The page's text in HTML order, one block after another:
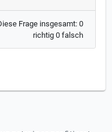
Frage insgesamt: 0
richtig 0 falsch